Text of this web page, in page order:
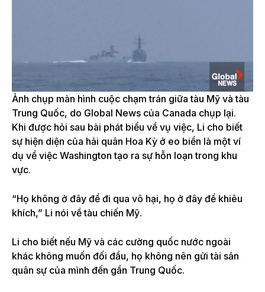
Ảnh chụp màn hình cuộc chạm trán giữa tàu Mỹ và tàu
Trung Quốc, do Global News của Canada chụp lại.
Khi được hỏi sau bài phát biểu về vụ việc, Li cho biết
sự hiện diện của hải quân Hoa Kỳ ở eo biển là một ví
dụ về việc Washington tạo ra sự hỗn loạn trong khu
vực.
“Họ không ở đây để đi qua vô hại, họ ở đây để khiêu
khích,” Li nói về tàu chiến Mỹ.
Li cho biết nếu Mỹ và các cường quốc nước ngoài
khác không muốn đối đầu, họ không nên gửi tài sản
quân sự của mình đến gần Trung Quốc.